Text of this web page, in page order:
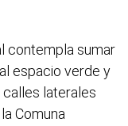
contempla sumar
espacio verde y
laterales
Comuna